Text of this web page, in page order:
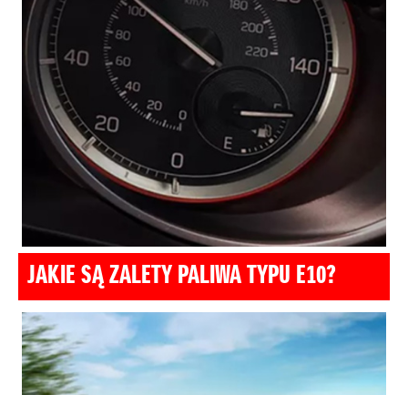
JAKIE SĄ ZALETY PALIWA TYPU E10?